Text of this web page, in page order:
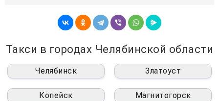
Такси в городах Челябинской области
Челябинск Златоуст
Копейск Магнитогорск